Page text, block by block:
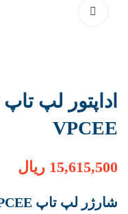
VPCEE
15,615,500 ریال
شارژر لپ تاپ SONY VPC-EE / VPCEE